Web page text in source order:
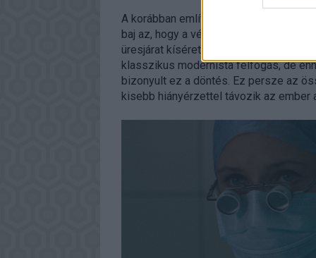
A korábban említett kimértség miatt a
baj az, hogy a végére elkezd a
üresjárat kíséretében durván
klasszikus modernista felfogás, de
bizonyult ez a döntés. Ez persze az
kisebb hiányérzettel távozik az ember